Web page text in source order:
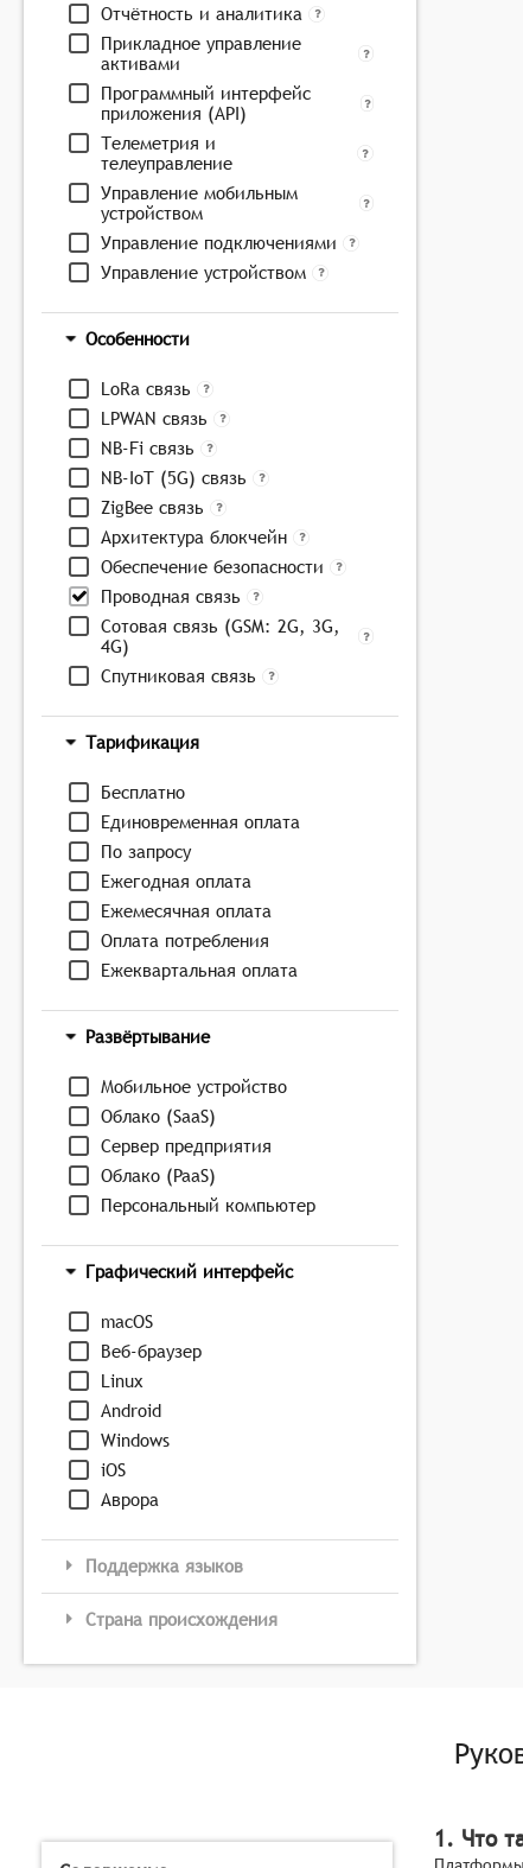
Отчётность и аналитика
Прикладное управление
активами
Программный интерфейс
приложения (API)
Телеметрия и
телеуправление
Управление мобильным
устройством
Управление подключениями
Управление устройством
Особенности
LoRa связь
LPWAN связь
NB-Fi связь
NB-IoT (5G) связь
ZigBee связь
Архитектура блокчейн
Обеспечение безопасности
Проводная связь
Сотовая связь (GSM: 2G, 3G,
4G)
Спутниковая связь
Тарификация
Бесплатно
Единовременная оплата
По запросу
Ежегодная оплата
Ежемесячная оплата
Оплата потребления
Ежеквартальная оплата
Развёртывание
Мобильное устройство
Облако (SaaS)
Сервер предприятия
Облако (PaaS)
Персональный компьютер
Графический интерфейс
macOS
Веб-браузер
Linux
Android
Windows
iOS
Аврора
Поддержка языков
Страна происхождения
1. Что